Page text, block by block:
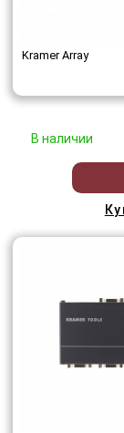
Kramer Array
В наличии